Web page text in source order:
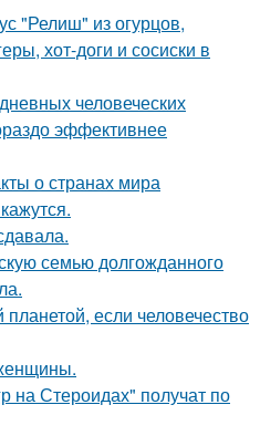
"Релиш" из огурцов,
хот-доги и сосиски в
человеческих
эффективнее
о странах мира
семью долгожданного
если человечество
на Стероидах" получат по